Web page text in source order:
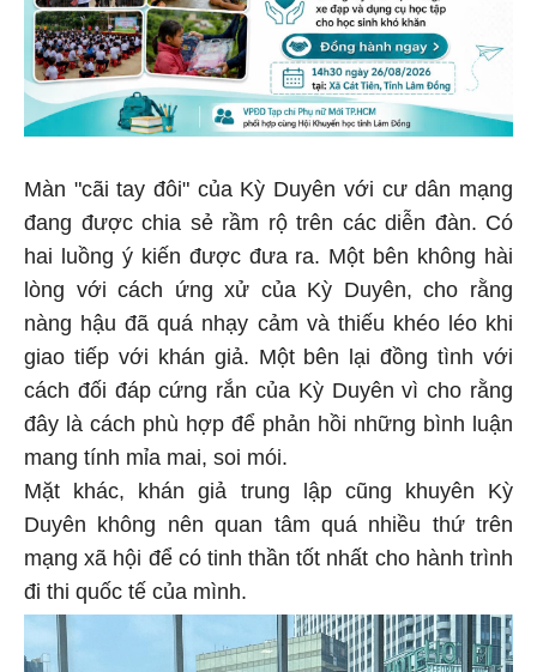
Màn "cãi tay đôi" của Kỳ Duyên với cư dân mạng
đang được chia sẻ rầm rộ trên các diễn đàn. Có
hai luồng ý kiến được đưa ra. Một bên không hài
lòng với cách ứng xử của Kỳ Duyên, cho rằng
nàng hậu đã quá nhạy cảm và thiếu khéo léo khi
giao tiếp với khán giả. Một bên lại đồng tình với
cách đối đáp cứng rắn của Kỳ Duyên vì cho rằng
đây là cách phù hợp để phản hồi những bình luận
mang tính mỉa mai, soi mói.
Mặt khác, khán giả trung lập cũng khuyên Kỳ
Duyên không nên quan tâm quá nhiều thứ trên
mạng xã hội để có tinh thần tốt nhất cho hành trình
đi thi quốc tế của mình.